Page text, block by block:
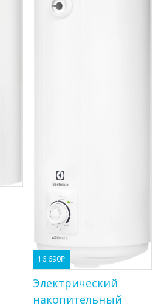
16 690₽
Электрический
накопительный